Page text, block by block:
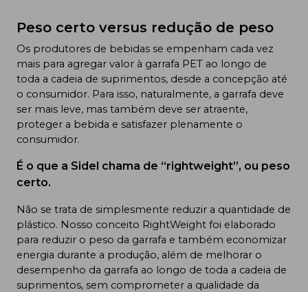
Peso certo versus redução de peso
Os produtores de bebidas se empenham cada vez
mais para agregar valor à garrafa PET ao longo de
toda a cadeia de suprimentos, desde a concepção até
o consumidor. Para isso, naturalmente, a garrafa deve
ser mais leve, mas também deve ser atraente,
proteger a bebida e satisfazer plenamente o
consumidor.
É o que a Sidel chama de “rightweight”, ou peso
certo.
Não se trata de simplesmente reduzir a quantidade de
plástico. Nosso conceito RightWeight foi elaborado
para reduzir o peso da garrafa e também economizar
energia durante a produção, além de melhorar o
desempenho da garrafa ao longo de toda a cadeia de
suprimentos, sem comprometer a qualidade da